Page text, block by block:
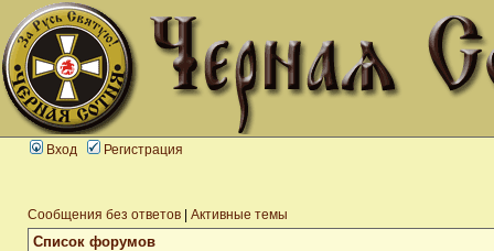
Вход Регистрация
Сообщения без ответов Активные темы
Список форумов